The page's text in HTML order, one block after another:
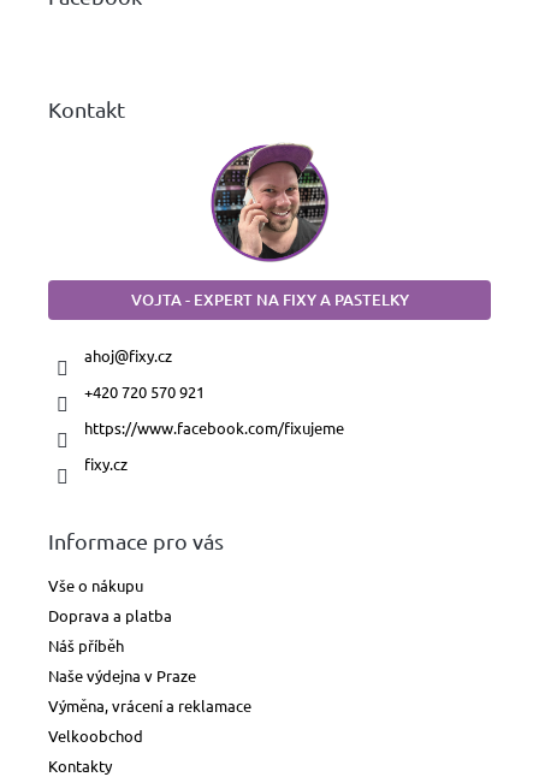
Kontakt
VOJTA - EXPERT NA FIXY A PASTELKY
ahoj@fixy.cz
+420 720 570 921
https://www.facebook.com/fixujeme
fixy.cz
Informace pro vás
Vše o nákupu
Doprava a platba
Náš příběh
Naše výdejna v Praze
Výměna, vrácení a reklamace
Velkoobchod
Kontakty